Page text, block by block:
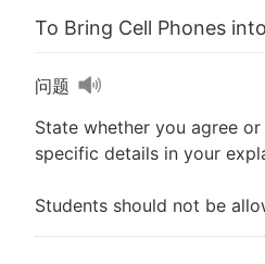
To Bring Cell Phones
问题
State whether you agree
specific details in your
Students should not be